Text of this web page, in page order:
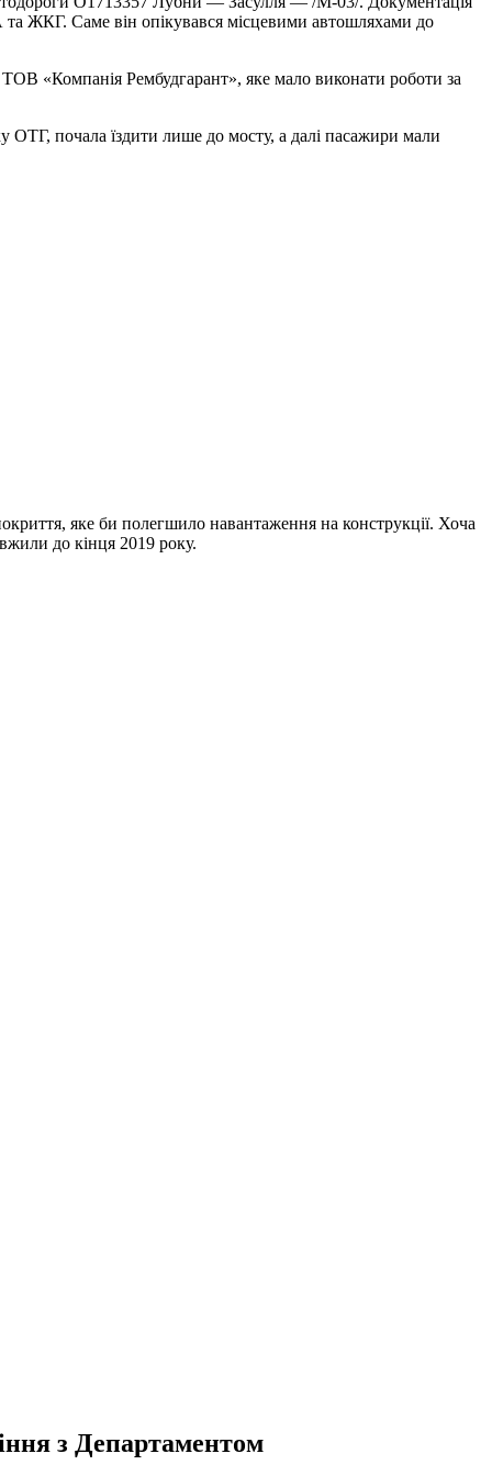
ЖКГ. Саме він опікувався місцевими автошляхами до
ТОВ «Компанія Рембудгарант», яке мало виконати роботи за
ОТГ, почала їздити лише до мосту, а далі пасажири мали
яке би полегшило навантаження на конструкції. Хоча
до кінця 2019 року.
з Департаментом